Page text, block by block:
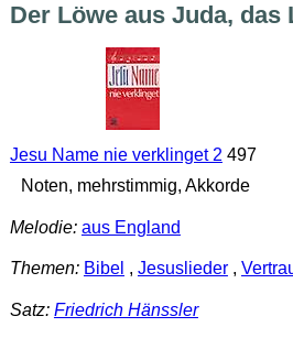
Der Löwe aus Juda, das
Jesu Name nie verklinget 2 497
Noten, mehrstimmig, Akkorde
Melodie: aus England
Themen: Bibel , Jesuslieder,
Satz: Friedrich Hänssler